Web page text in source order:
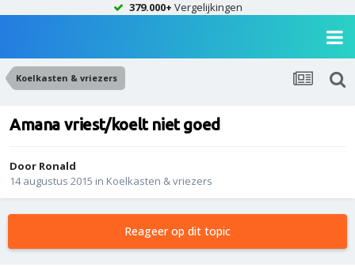
379.000+ Vergelijkingen
Koelkasten & vriezers
Amana vriest/koelt niet goed
Door Ronald
14 augustus 2015 in Koelkasten & vriezers
Reageer op dit topic